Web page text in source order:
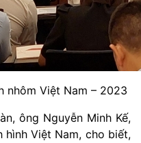
nhôm Việt Nam – 2023
ông Nguyễn Minh Kế,
hình Việt Nam, cho biết,